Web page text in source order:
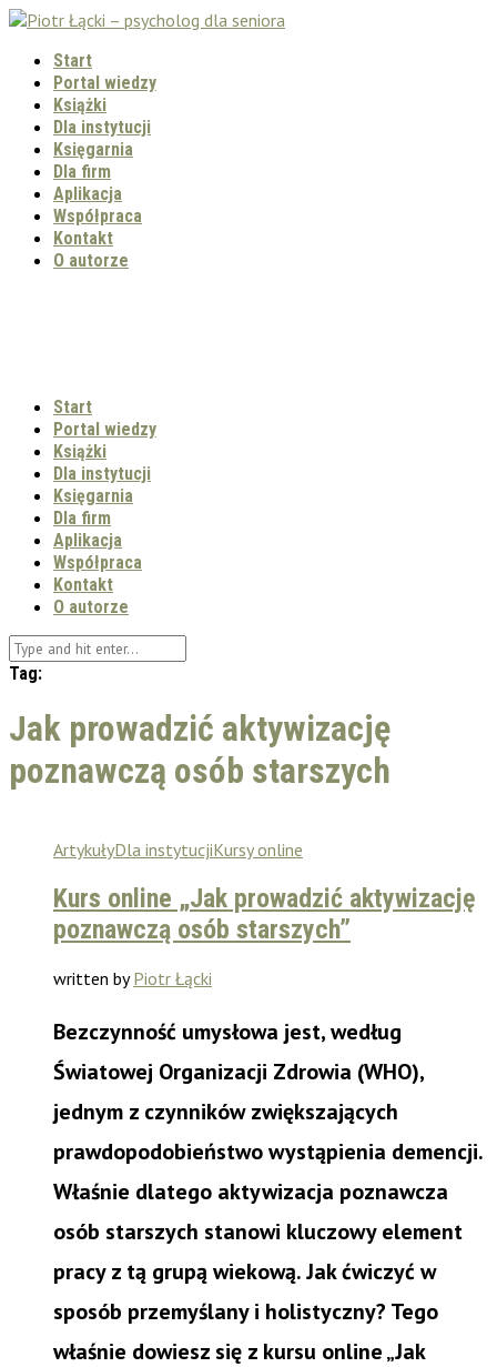
Start
Portal wiedzy
Książki
Dla instytucji
Księgarnia
Dla firm
Aplikacja
Współpraca
Kontakt
O autorze
Start
Portal wiedzy
Książki
Dla instytucji
Księgarnia
Dla firm
Aplikacja
Współpraca
Kontakt
O autorze
Tag:
Jak prowadzić aktywizację
poznawczą osób starszych
ArtykułyDla instytucjiKursy online
Kurs online „Jak prowadzić aktywizację
poznawczą osób starszych”
written byPiotr Łącki
Bezczynność umysłowa jest, według
Światowej Organizacji Zdrowia (WHO),
jednym z czynników zwiększających
prawdopodobieństwo wystąpienia demencji.
Właśnie dlatego aktywizacja poznawcza
osób starszych stanowi kluczowy element
pracy z tą grupą wiekową. Jak ćwiczyć w
sposób przemyślany i holistyczny? Tego
właśnie dowiesz się z kursu online „Jak